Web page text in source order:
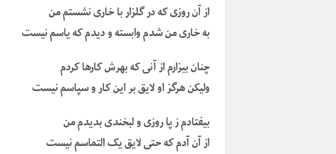
از آن روزی که در گلزار با خاری نشستم من
به خاری من شدم وابسته و دیدم که یاسم نیست
چنان بیزارم از آنی که بهرش کارها کردم
ولیکن هرگز او لایق بر این کار و سپاسم نیست
بیفتادم ز پا روزی و لبخندی بدیدم من
از آن آدم که حتی لایق یک التماسم نیست